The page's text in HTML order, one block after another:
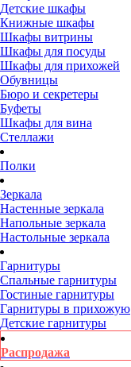
Детские шкафы
Книжные шкафы
Шкафы витрины
Шкафы для посуды
Шкафы для прихожей
Обувницы
Бюро и секретеры
Буфеты
Шкафы для вина
Стеллажи
Полки
Зеркала
Настенные зеркала
Напольные зеркала
Настольные зеркала
Гарнитуры
Спальные гарнитуры
Гостиные гарнитуры
Гарнитуры в прихожую
Детские гарнитуры
Распродажа